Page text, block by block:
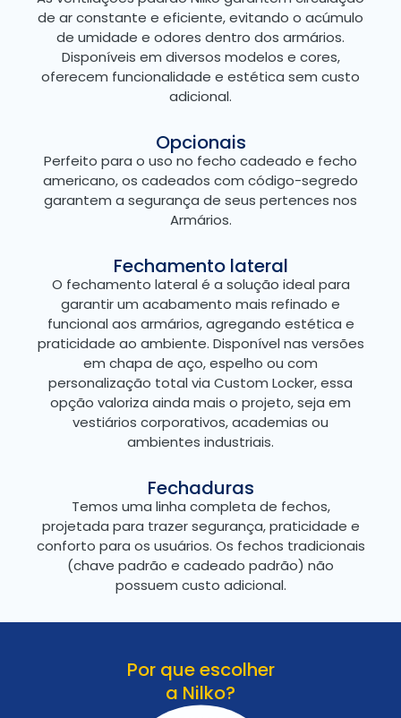
de ar constante e eficiente, evitando o acúmulo
de umidade e odores dentro dos armários.
Disponíveis em diversos modelos e cores,
oferecem funcionalidade e estética sem custo
adicional.
Opcionais
Perfeito para o uso no fecho cadeado e fecho
americano, os cadeados com código-segredo
garantem a segurança de seus pertences nos
Armários.
Fechamento lateral
O fechamento lateral é a solução ideal para
garantir um acabamento mais refinado e
funcional aos armários, agregando estética e
praticidade ao ambiente. Disponível nas versões
em chapa de aço, espelho ou com
personalização total via Custom Locker, essa
opção valoriza ainda mais o projeto, seja em
vestiários corporativos, academias ou
ambientes industriais.
Fechaduras
Temos uma linha completa de fechos,
projetada para trazer segurança, praticidade e
conforto para os usuários. Os fechos tradicionais
(chave padrão e cadeado padrão) não
possuem custo adicional.
Por que escolher
a Nilko?